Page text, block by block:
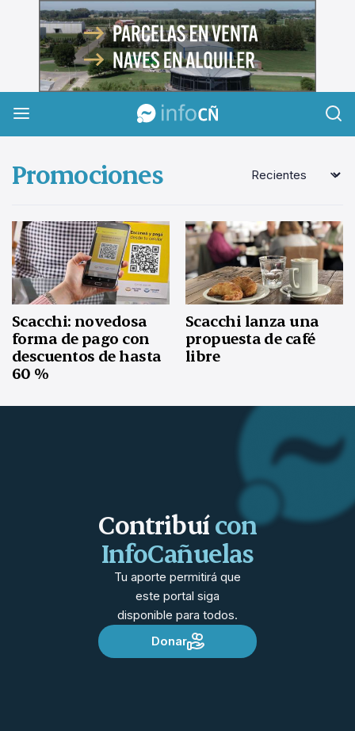
InfoCañuelas
Promociones
Scacchi: novedosa
forma de pago con
descuentos de hasta
60 %
Scacchi lanza una
propuesta de café
libre
Contribuícon
InfoCañuelas
Tu aporte permitirá que
este portal siga
disponible para todos.
Donar